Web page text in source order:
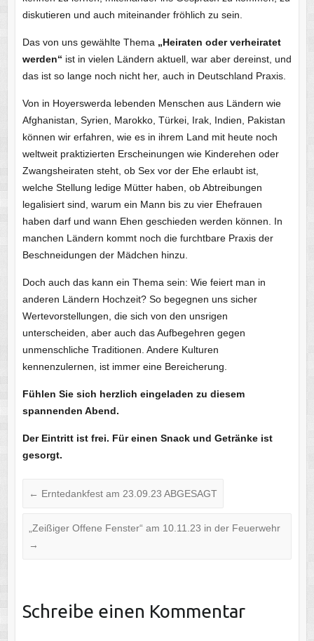
diskutieren und auch miteinander fröhlich zu sein.
Das von uns gewählte Thema „Heiraten oder verheiratet
werden“ ist in vielen Ländern aktuell, war aber dereinst, und
das ist so lange noch nicht her, auch in Deutschland Praxis.
Von in Hoyerswerda lebenden Menschen aus Ländern wie
Afghanistan, Syrien, Marokko, Türkei, Irak, Indien, Pakistan
können wir erfahren, wie es in ihrem Land mit heute noch
weltweit praktizierten Erscheinungen wie Kinderehen oder
Zwangsheiraten steht, ob Sex vor der Ehe erlaubt ist,
welche Stellung ledige Mütter haben, ob Abtreibungen
legalisiert sind, warum ein Mann bis zu vier Ehefrauen
haben darf und wann Ehen geschieden werden können. In
manchen Ländern kommt noch die furchtbare Praxis der
Beschneidungen der Mädchen hinzu.
Doch auch das kann ein Thema sein: Wie feiert man in
anderen Ländern Hochzeit? So begegnen uns sicher
Wertevorstellungen, die sich von den unsrigen
unterscheiden, aber auch das Aufbegehren gegen
unmenschliche Traditionen. Andere Kulturen
kennenzulernen, ist immer eine Bereicherung.
Fühlen Sie sich herzlich eingeladen zu diesem
spannenden Abend.
Der Eintritt ist frei. Für einen Snack und Getränke ist
gesorgt.
← Erntedankfest am 23.09.23 ABGESAGT
„Zeißiger Offene Fenster“ am 10.11.23 in der Feuerwehr
→
Schreibe einen Kommentar